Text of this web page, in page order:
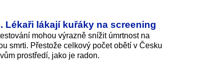
lákají kuřáky na screening
mohou výrazně snížit úmrtnost na
smrti. Přestože celkový počet obětí v Česku
prostředí, jako je radon.